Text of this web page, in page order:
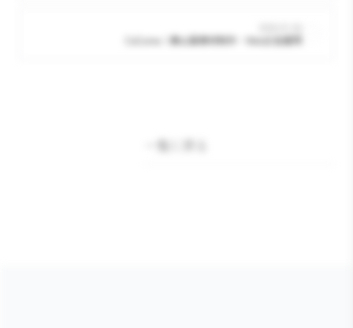
CoCome｜静止画素材制作・Web広告運用
一覧に戻る